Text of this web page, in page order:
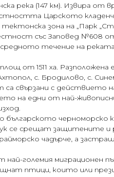
река (147 км). Извира от
Царското
зона на „Парк
със Заповед №608 от
средното течение на
от 1511 ха.
с. Бродилово, с.
свързани с действието
на едни от най-
черноморско
се срещат защитените и
чадърче, а
големия миграционен
птици, които или